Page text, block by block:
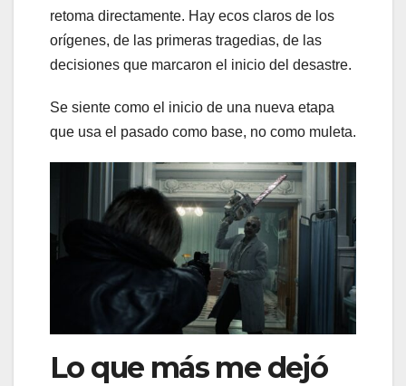
retoma directamente. Hay ecos claros de los
orígenes, de las primeras tragedias, de las
decisiones que marcaron el inicio del desastre.
Se siente como el inicio de una nueva etapa
que usa el pasado como base, no como muleta.
Lo que más me dejó